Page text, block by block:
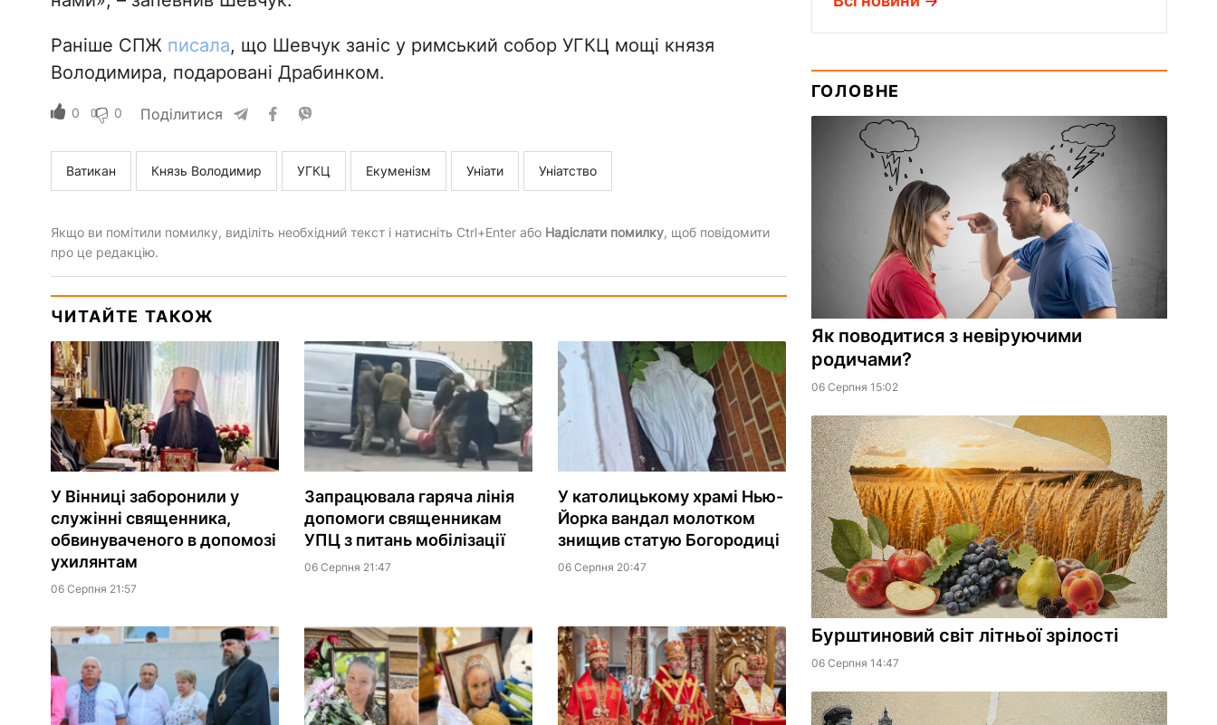
Раніше СПЖ писала, що Шевчук заніс у римський собор УГКЦ мощі князя
Володимира, подаровані Драбинком.
0 0 Поділитися
Ватикан Князь Володимир УГКЦ Екуменізм Уніати Уніатство
Якщо ви помітили помилку, виділіть необхідний текст і натисніть Ctrl+Enter або Надіслати помилку, щоб повідомити
про це редакцію.
ЧИТАЙТЕ ТАКОЖ
У Вінниці заборонили у
служінні священника,
обвинуваченого в допомозі
ухилянтам
06 Серпня 21:57
Запрацювала гаряча лінія
допомоги священникам
УПЦ з питань мобілізації
06 Серпня 21:47
У католицькому храмі Нью-
Йорка вандал молотком
знищив статую Богородиці
06 Серпня 20:47
ГОЛОВНЕ
Як поводитися з невіруючими
родичами?
06 Серпня 15:02
Бурштиновий світ літньої зрілості
06 Серпня 14:47